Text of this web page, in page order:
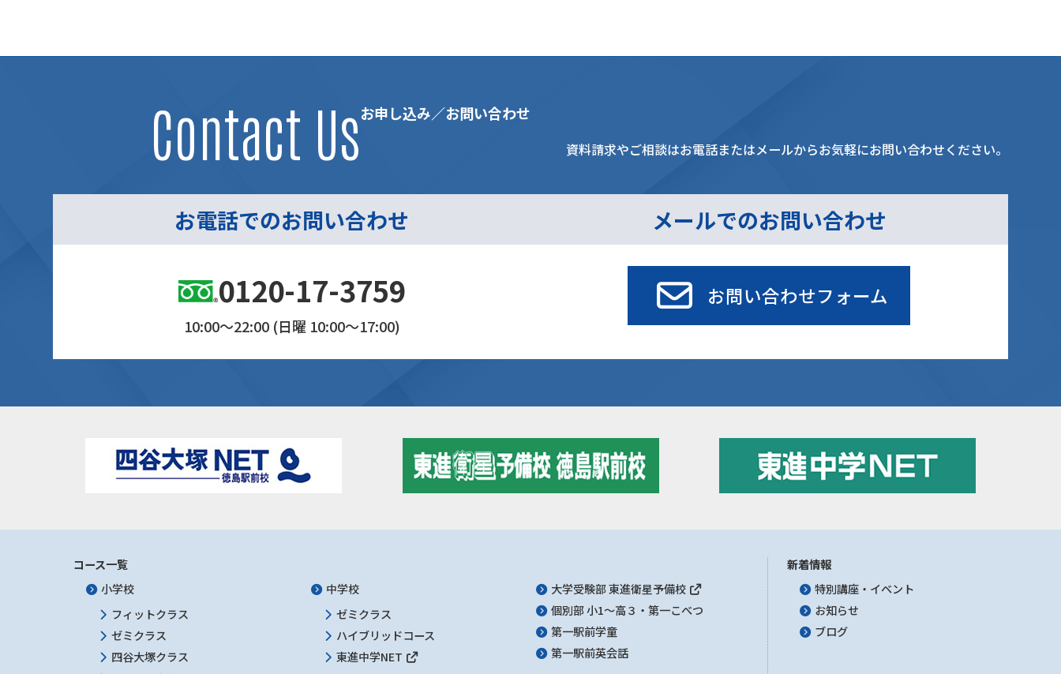
お申し込み／お問い合わせ
Contact Us 資料請求やご相談はお電話またはメールからお気軽にお問い合わせください。
お電話でのお問い合わせ
0120-17-3759
10:00～22:00 (日曜 10:00～17:00)
メールでのお問い合わせ
お問い合わせフォーム
コース一覧
小学校
フィットクラス
ゼミクラス
四谷大塚クラス
中学校
ゼミクラス
ハイブリッドコース
東進中学NET
大学受験部 東進衛星予備校
個別部 小1～高３・第一こべつ
第一駅前学童
第一駅前英会話
新着情報
特別講座・イベント
お知らせ
ブログ